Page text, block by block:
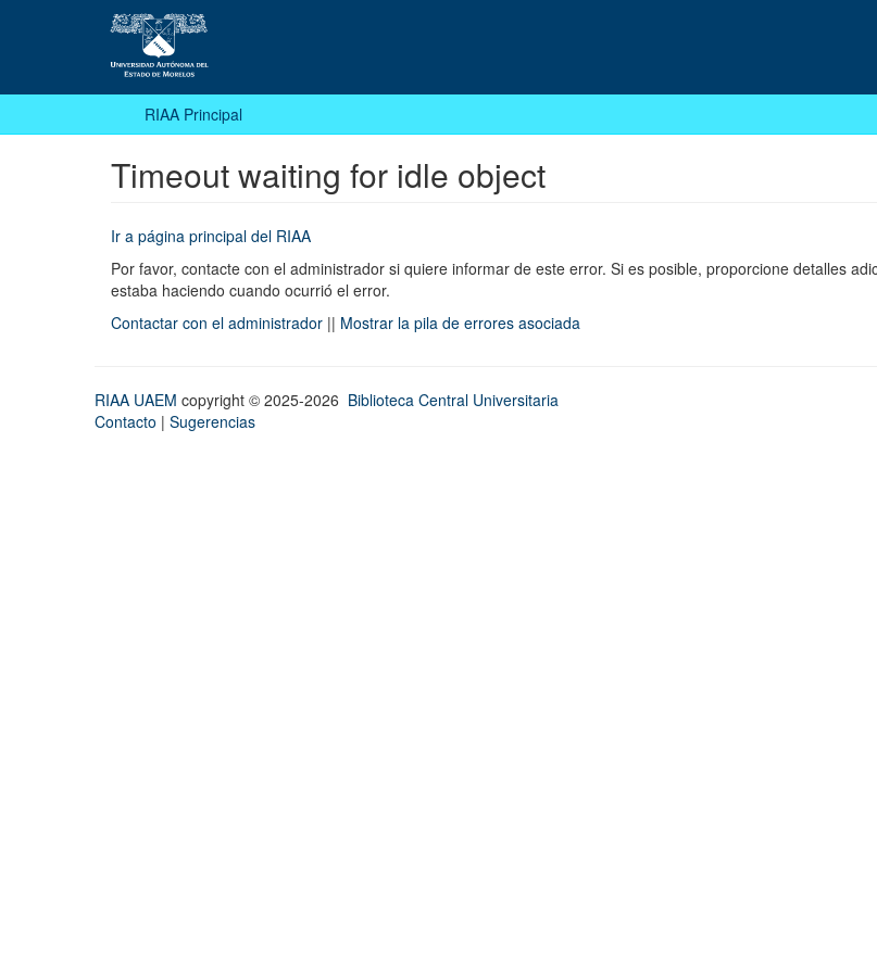
RIAA Principal
Timeout waiting for idle object
Ir a página principal del RIAA
Por favor, contacte con el administrador si quiere informar de este error. Si es posible, proporcione detalles
estaba haciendo cuando ocurrió el error.
Contactar con el administrador || Mostrar la pila de errores asociada
RIAA UAEM copyright © 2025-2026 Biblioteca Central Universitaria
Contacto | Sugerencias